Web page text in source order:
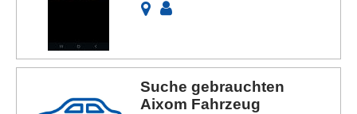
Suche gebrauchten
Aixom Fahrzeug